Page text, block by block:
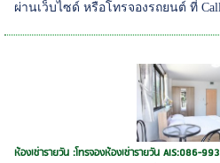
ผ่านเว็บไซด์ หรือโทรจองรถยนต์ ที่
ห้องเช่ารายวัน :โทรจองห้องเช่ารายวัน AIS:086-